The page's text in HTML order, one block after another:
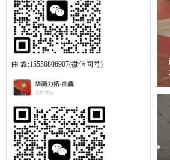
曲 鑫:15550806907(微信同号)